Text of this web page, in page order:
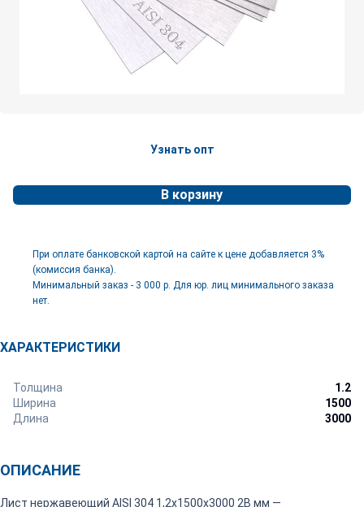
Узнать опт
В корзину
При оплате банковской картой на сайте к цене добавляется 3%
(комиссия банка).
Минимальный заказ - 3 000 р. Для юр. лиц минимального заказа
нет.
ХАРАКТЕРИСТИКИ
Толщина
1.2
Ширина
1500
Длина
3000
ОПИСАНИЕ
Лист нержавеющий AISI 304 1,2х1500х3000 2В мм —